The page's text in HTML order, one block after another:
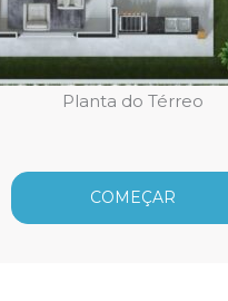
Planta do Térreo
COMEÇAR